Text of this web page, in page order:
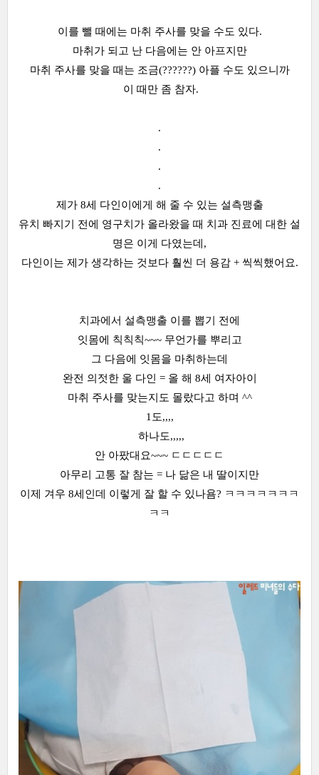
이를 뺄 때에는 마취 주사를 맞을 수도 있다.
마취가 되고 난 다음에는 안 아프지만
마취 주사를 맞을 때는 조금(??????) 아플 수도 있으니까
이 때만 좀 참자.
.
.
.
.
제가 8세 다인이에게 해 줄 수 있는 설측맹출
유치 빠지기 전에 영구치가 올라왔을 때 치과 진료에 대한 설
명은 이게 다였는데,
다인이는 제가 생각하는 것보다 훨씬 더 용감 + 씩씩했어요.
치과에서 설측맹출 이를 뽑기 전에
잇몸에 칙칙칙~~~ 무언가를 뿌리고
그 다음에 잇몸을 마취하는데
완전 의젓한 울 다인 = 올 해 8세 여자아이
마취 주사를 맞는지도 몰랐다고 하며 ^^
1도,,,,
하나도,,,,,
안 아팠대요~~~ ㄷㄷㄷㄷㄷ
아무리 고통 잘 참는 = 나 닮은 내 딸이지만
이제 겨우 8세인데 이렇게 잘 할 수 있나욤? ㅋㅋㅋㅋㅋㅋㅋ
ㅋㅋ